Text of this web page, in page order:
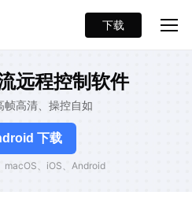
下载
远程控制软件
帧高清、操控自如
下载
macOS、iOS、Android